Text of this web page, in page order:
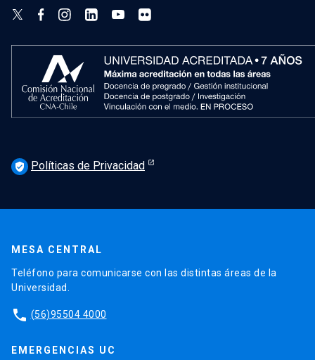
verified_user Políticas de Privacidad
MESA CENTRAL
Teléfono para comunicarse con las distintas áreas de la
Universidad.
phone (56)95504 4000
EMERGENCIAS UC